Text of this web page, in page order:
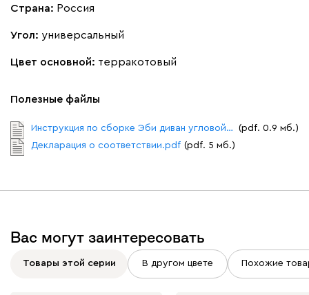
Страна: Россия
Угол: универсальный
Цвет основной: терракотовый
Полезные файлы
Инструкция по сборке Эби диван угловой.pdf
(pdf. 0.9 мб.)
Декларация о соответствии.pdf (pdf. 5 мб.)
Вас могут заинтересовать
Товары этой серии В другом цвете Похожие